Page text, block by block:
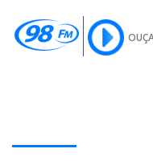
SOBRE